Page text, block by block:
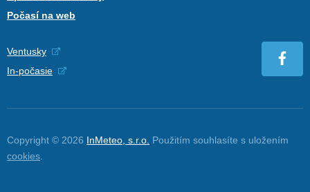
Počasí na web
Ventusky
In-počasie
Copyright © 2026 InMeteo, s.r.o. Použitím souhlasíte s uložením
cookies